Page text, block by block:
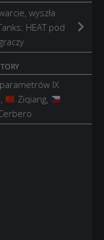
wyszła
HEAT pod
IX
Ziqiang,